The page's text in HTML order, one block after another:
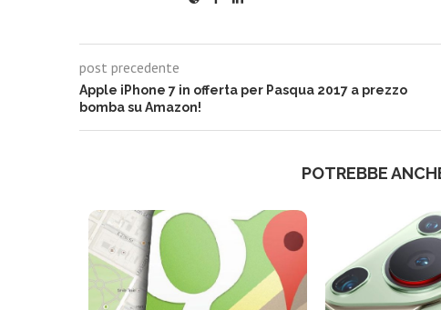
post precedente
Apple iPhone 7 in offerta per Pasqua 2017 a prezzo
bomba su Amazon!
POTREBBE